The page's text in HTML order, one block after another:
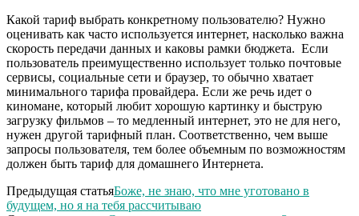
Какой тариф выбрать конкретному пользователю? Нужно
оценивать как часто используется интернет, насколько важна
скорость передачи данных и каковы рамки бюджета. Если
пользователь преимущественно использует только почтовые
сервисы, социальные сети и браузер, то обычно хватает
минимального тарифа провайдера. Если же речь идет о
киномане, который любит хорошую картинку и быструю
загрузку фильмов – то медленный интернет, это не для него,
нужен другой тарифный план. Соответственно, чем выше
запросы пользователя, тем более объемным по возможностям
должен быть тариф для домашнего Интернета.
Предыдущая статьяБоже, не знаю, что мне уготовано в
будущем, но я на тебя рассчитываю